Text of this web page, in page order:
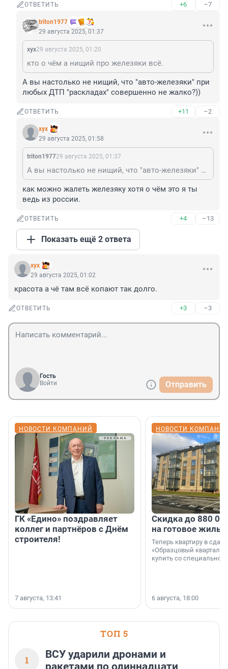
ОТВЕТИТЬ +6 –7
triton1977
29 августа 2025, 01:37
хух29 августа 2025, 01:20
кто о чём а нищий про железяки всё.
А вы настолько не нищий, что "авто-железяки" при
любых ДТП "раскладах" совершенно не жалко?))
ОТВЕТИТЬ +11 –2
хух
29 августа 2025, 01:58
triton197729 августа 2025, 01:37
А вы настолько не нищий, что "авто-железяки" при любых ДТП "раскладах" совершенно не жалко?))
как можно жалеть железяку хотя о чём это я ты
ведь из россии.
ОТВЕТИТЬ +4 –13
Показать ещё 2 ответа
хух
29 августа 2025, 01:02
красота а чё там всё копают так долго.
ОТВЕТИТЬ +3 –3
Гость
Войти
Отправить
НОВОСТИ КОМПАНИЙ
ГК «Едино» поздравляет
коллег и партнёров с Днём
строителя!
7 августа, 13:41
НОВОСТИ
Скидка до 880
на готовое
Теперь квартиру в
«Образцовый квартал
купить со специальной
6 августа, 18:00
ТОП 5
1
ВСУ ударили дронами и
ракетами по одиннадцати